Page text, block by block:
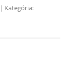
| Kategória: